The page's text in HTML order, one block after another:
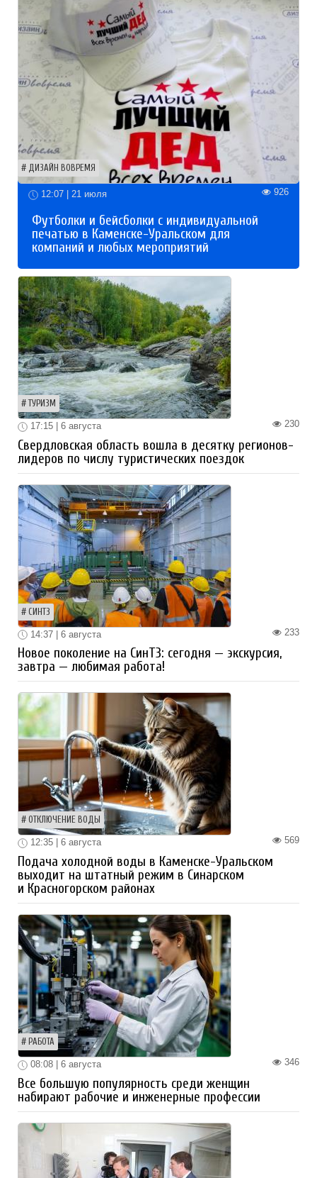
ДИЗАЙН ВОВРЕМЯ
12:07 | 21 июля 926
Футболки и бейсболки с индивидуальной
печатью в Каменске-Уральском для
компаний и любых мероприятий
ТУРИЗМ
230
17:15 | 6 августа
Свердловская область вошла в десятку регионов-
лидеров по числу туристических поездок
СИНТЗ
233
14:37 | 6 августа
Новое поколение на СинТЗ: сегодня — экскурсия,
завтра — любимая работа!
ОТКЛЮЧЕНИЕ ВОДЫ
569
12:35 | 6 августа
Подача холодной воды в Каменске-Уральском
выходит на штатный режим в Синарском
и Красногорском районах
РАБОТА
346
08:08 | 6 августа
Все большую популярность среди женщин
набирают рабочие и инженерные профессии